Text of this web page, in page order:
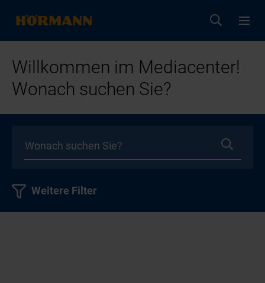
Willkommen im Mediacenter!
Wonach suchen Sie?
Weitere Filter